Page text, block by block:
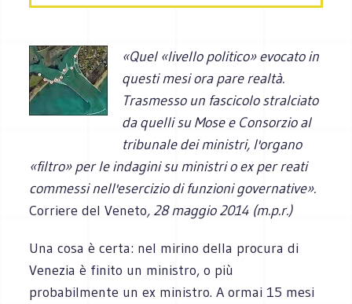
«Quel «livello politico» evocato in
questi mesi ora pare realtà.
Trasmesso un fascicolo stralciato
da quelli su Mose e Consorzio al
tribunale dei ministri, l'organo
«filtro» per le indagini su ministri o ex per reati
commessi nell'esercizio di funzioni governative».
Corriere del Veneto, 28 maggio 2014 (m.p.r.)
Una cosa è certa: nel mirino della procura di
Venezia è finito un ministro, o più
probabilmente un ex ministro. A ormai 15 mesi